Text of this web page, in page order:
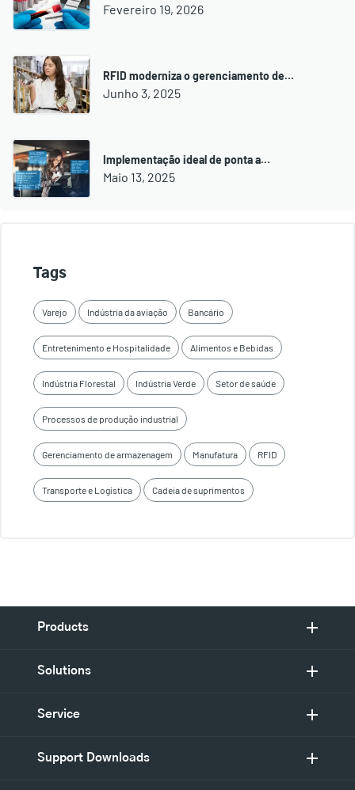
Fevereiro 19, 2026
RFID moderniza o gerenciamento de…
Junho 3, 2025
Implementação ideal de ponta a…
Maio 13, 2025
Tags
Varejo Indústria da aviação Bancário
Entretenimento e Hospitalidade Alimentos e Bebidas
Indústria Florestal Indústria Verde Setor de saúde
Processos de produção industrial
Gerenciamento de armazenagem Manufatura RFID
Transporte e Logística Cadeia de suprimentos
Products
Solutions
Service
Support Downloads